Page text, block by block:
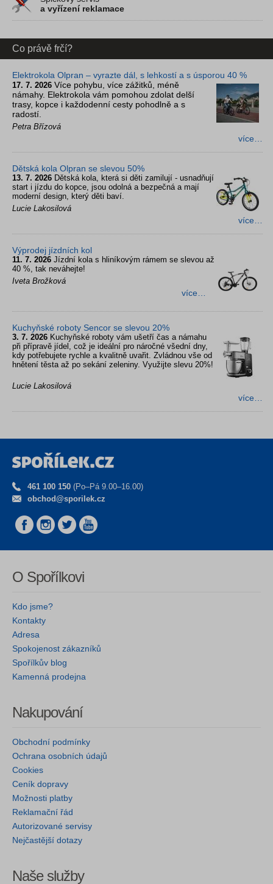
a vyřízení reklamace
Co právě frčí?
Elektrokola Olpran – vyrazte dál, s lehkostí a s úsporou 40 %
17. 7. 2026 Více pohybu, více zážitků, méně
námahy. Elektrokola vám pomohou zdolat delší
trasy, kopce i každodenní cesty pohodlně a s
radostí.
Petra Břízová
více…
Dětská kola Olpran se slevou 50%
13. 7. 2026 Dětská kola, která si děti zamilují - usnadňují
start i jízdu do kopce, jsou odolná a bezpečná a mají
moderní design, který děti baví.
Lucie Lakosilová
více…
Výprodej jízdních kol
11. 7. 2026 Jízdní kola s hliníkovým rámem se slevou až
40 %, tak neváhejte!
Iveta Brožková
více…
Kuchyňské roboty Sencor se slevou 20%
3. 7. 2026 Kuchyňské roboty vám ušetří čas a námahu
při přípravě jídel, což je ideální pro náročné všední dny,
kdy potřebujete rychle a kvalitně uvařit. Zvládnou vše od
hnětení těsta až po sekání zeleniny. Využijte slevu 20%!
Lucie Lakosilová
více…
461 100 150 (Po–Pá 9.00–16.00)
obchod@sporilek.cz
O Spořílkovi
Kdo jsme?
Kontakty
Adresa
Spokojenost zákazníků
Spořílkův blog
Kamenná prodejna
Nakupování
Obchodní podmínky
Ochrana osobních údajů
Cookies
Ceník dopravy
Možnosti platby
Reklamační řád
Autorizované servisy
Nejčastější dotazy
Naše služby